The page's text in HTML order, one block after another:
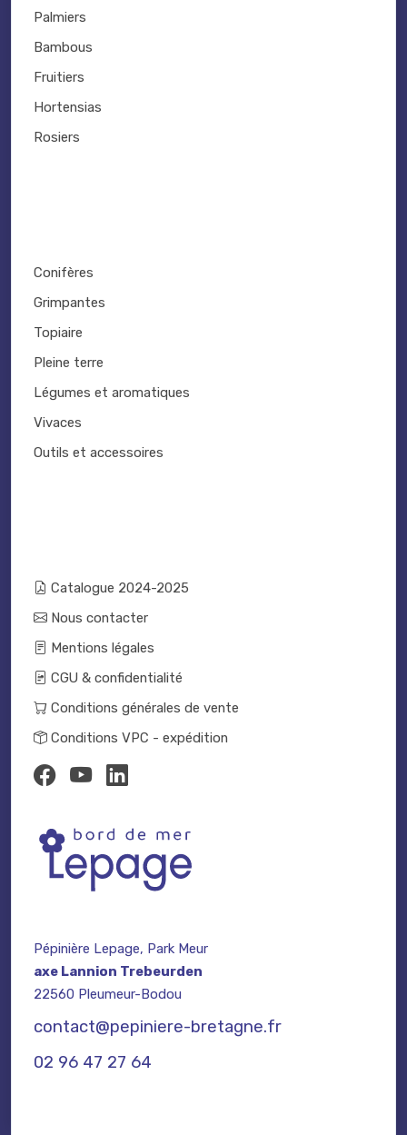
Palmiers
Bambous
Fruitiers
Hortensias
Rosiers
Conifères
Grimpantes
Topiaire
Pleine terre
Légumes et aromatiques
Vivaces
Outils et accessoires
Catalogue 2024-2025
Nous contacter
Mentions légales
CGU & confidentialité
Conditions générales de vente
Conditions VPC - expédition
Pépinière Lepage, Park Meur
axe Lannion Trebeurden
22560 Pleumeur-Bodou
contact@pepiniere-bretagne.fr
02 96 47 27 64